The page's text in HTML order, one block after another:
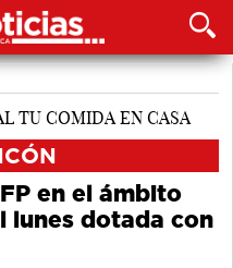
en el ámbito
lunes dotada con